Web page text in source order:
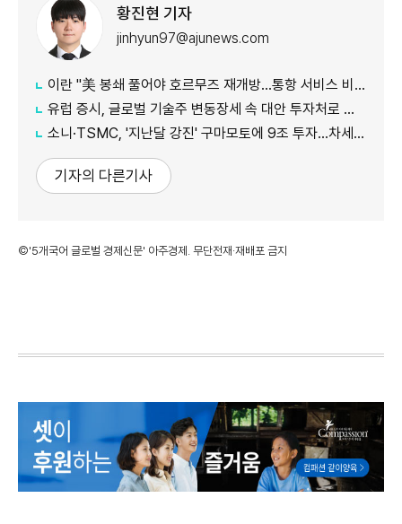
황진현 기자
jinhyun97@ajunews.com
이란 "美 봉쇄 풀어야 호르무즈 재개방…통항 서비스 비용 받을 수도"
유럽 증시, 글로벌 기술주 변동장세 속 대안 투자처로 부상
소니·TSMC, '지난달 강진' 구마모토에 9조 투자…차세대 이미지센서 양산
기자의 다른기사
©'5개국어 글로벌 경제신문' 아주경제. 무단전재·재배포 금지